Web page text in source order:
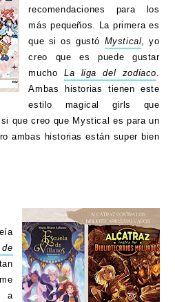
recomendaciones para los
más pequeños. La primera es
que si os gustó Mystical, yo
creo que es puede gustar
mucho La liga del zodiaco.
Ambas historias tienen este
estilo magical girls que
que creo que Mystical es para un
ambas historias están super bien
a